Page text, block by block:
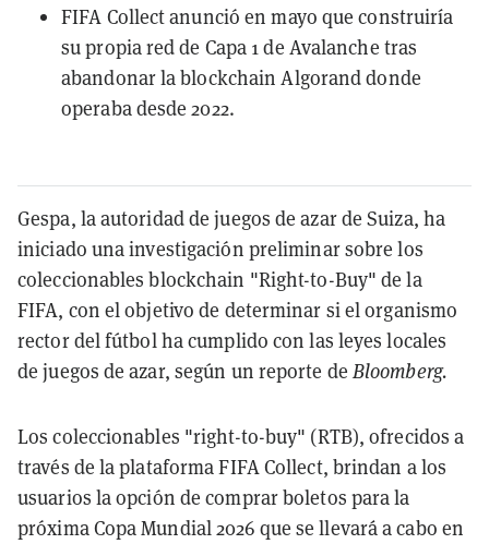
FIFA Collect anunció en mayo que construiría
su propia red de Capa 1 de Avalanche tras
abandonar la blockchain Algorand donde
operaba desde 2022.
Gespa, la autoridad de juegos de azar de Suiza, ha
iniciado una investigación preliminar sobre los
coleccionables blockchain "Right-to-Buy" de la
FIFA, con el objetivo de determinar si el organismo
rector del fútbol ha cumplido con las leyes locales
de juegos de azar, según un reporte de Bloomberg.
Los coleccionables "right-to-buy" (RTB), ofrecidos a
través de la plataforma FIFA Collect, brindan a los
usuarios la opción de comprar boletos para la
próxima Copa Mundial 2026 que se llevará a cabo en